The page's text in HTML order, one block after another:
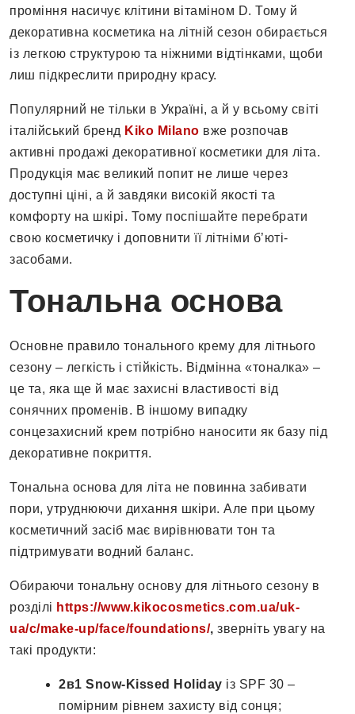
проміння насичує клітини вітаміном D. Тому й
декоративна косметика на літній сезон обирається
із легкою структурою та ніжними відтінками, щоби
лиш підкреслити природну красу.
Популярний не тільки в Україні, а й у всьому світі
італійський бренд Kiko Milano вже розпочав
активні продажі декоративної косметики для літа.
Продукція має великий попит не лише через
доступні ціні, а й завдяки високій якості та
комфорту на шкірі. Тому поспішайте перебрати
свою косметичку і доповнити її літніми б’юті-
засобами.
Тональна основа
Основне правило тонального крему для літнього
сезону – легкість і стійкість. Відмінна «тоналка» –
це та, яка ще й має захисні властивості від
сонячних променів. В іншому випадку
сонцезахисний крем потрібно наносити як базу під
декоративне покриття.
Тональна основа для літа не повинна забивати
пори, утруднюючи дихання шкіри. Але при цьому
косметичний засіб має вирівнювати тон та
підтримувати водний баланс.
Обираючи тональну основу для літнього сезону в
розділі https://www.kikocosmetics.com.ua/uk-
ua/c/make-up/face/foundations/, зверніть увагу на
такі продукти:
2в1 Snow-Kissed Holiday із SPF 30 –
помірним рівнем захисту від сонця;